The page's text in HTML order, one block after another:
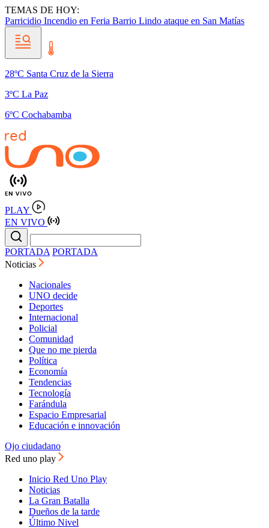
TEMAS DE HOY:
Parricidio Incendio en Feria Barrio Lindo ataque en San Matías
28ºC Santa Cruz de la Sierra
3ºC La Paz
6ºC Cochabamba
PLAY
EN VIVO
PORTADA PORTADA
Noticias
Nacionales
UNO decide
Deportes
Internacional
Policial
Comunidad
Que no me pierda
Política
Economía
Tendencias
Tecnología
Farándula
Espacio Empresarial
Educación e innovación
Ojo ciudadano
Red uno play
Inicio Red Uno Play
Noticias
La Gran Batalla
Dueños de la tarde
Último Nivel